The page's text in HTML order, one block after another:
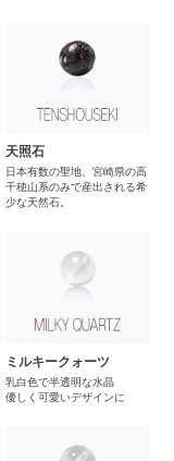
天照石
日本有数の聖地、宮崎県の高
千穂山系のみで産出される希
少な天然石。
ミルキークォーツ
乳白色で半透明な水晶
優しく可愛いデザインに